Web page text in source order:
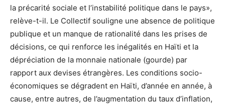
la précarité sociale et l’instabilité politique dans le pays»,
relève-t-il. Le Collectif souligne une absence de politique
publique et un manque de rationalité dans les prises de
décisions, ce qui renforce les inégalités en Haïti et la
dépréciation de la monnaie nationale (gourde) par
rapport aux devises étrangères. Les conditions socio-
économiques se dégradent en Haïti, d’année en année, à
cause, entre autres, de l’augmentation du taux d’inflation,